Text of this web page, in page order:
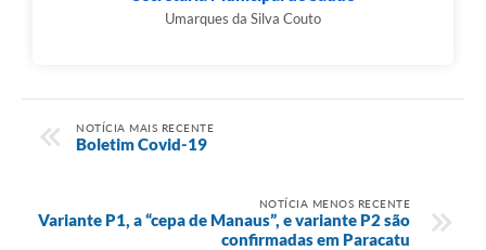
Umarques da Silva Couto
NOTÍCIA MAIS RECENTE
Boletim Covid-19
NOTÍCIA MENOS RECENTE
Variante P1, a “cepa de Manaus”, e variante P2 são
confirmadas em Paracatu